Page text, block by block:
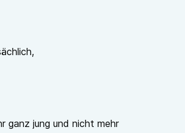
ganz jung und nicht mehr